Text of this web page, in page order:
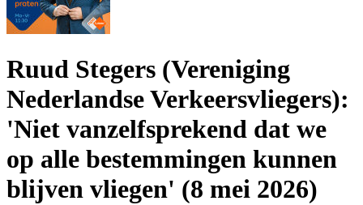
Ruud Stegers (Vereniging
Nederlandse Verkeersvliegers):
'Niet vanzelfsprekend dat we
op alle bestemmingen kunnen
blijven vliegen' (8 mei 2026)